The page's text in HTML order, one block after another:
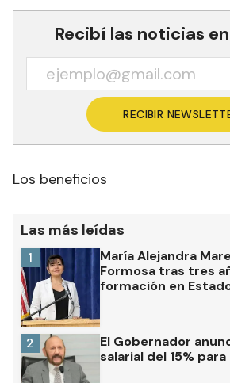
Recibí las noticias
RECIBIR
Los beneficios
Las más leídas
María Alejandra
Formosa tras tres
formación en
1
El Gobernador
salarial del 15%
2